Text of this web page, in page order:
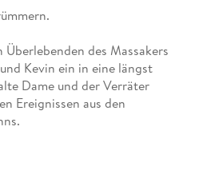
des Massakers
Kevin ein in eine längst
Dame und der Verräter
Ereignissen aus den